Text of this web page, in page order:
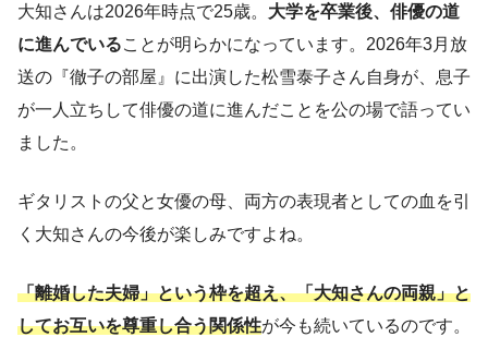
大知さんは2026年時点で25歳。 大学を卒業後、俳優の道
に進んでいることが明らかになっています。2026年3月放
送の『徹子の部屋』に出演した松雪泰子さん自身が、息子
が一人立ちして俳優の道に進んだことを公の場で語ってい
ました。
ギタリストの父と女優の母、両方の表現者としての血を引
く大知さんの今後が楽しみですよね。
「離婚した夫婦」という枠を超え、「大知さんの両親」と
してお互いを尊重し合う関係性が今も続いているのです。